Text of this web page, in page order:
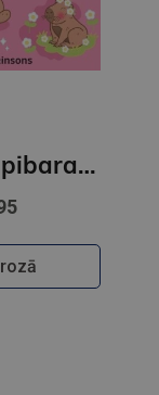
Mīlīgās kapibaras. Omulīga krāsošana. Relaksējoša krāsojamā grāmata